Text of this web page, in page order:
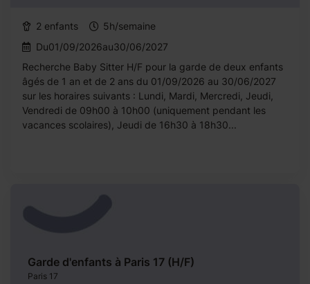
2 enfants
5h/semaine
Du01/09/2026au30/06/2027
Recherche Baby Sitter H/F pour la garde de deux enfants
âgés de 1 an et de 2 ans du 01/09/2026 au 30/06/2027
sur les horaires suivants : Lundi, Mardi, Mercredi, Jeudi,
Vendredi de 09h00 à 10h00 (uniquement pendant les
vacances scolaires), Jeudi de 16h30 à 18h30...
Garde d'enfants à Paris 17 (H/F)
Paris 17